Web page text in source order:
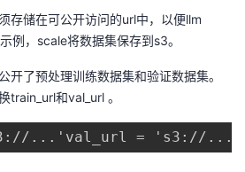
存储在可公开访问的url中，以便llm
例，scale将数据集保存到s3。
了预处理训练数据集和验证数据集。
train_url和val_url 。
...'val_url = 's3://